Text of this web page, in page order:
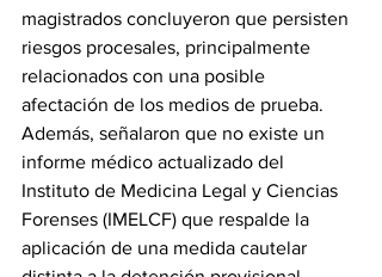
magistrados concluyeron que persisten
riesgos procesales, principalmente
relacionados con una posible
afectación de los medios de prueba.
Además, señalaron que no existe un
informe médico actualizado del
Instituto de Medicina Legal y Ciencias
Forenses (IMELCF) que respalde la
aplicación de una medida cautelar